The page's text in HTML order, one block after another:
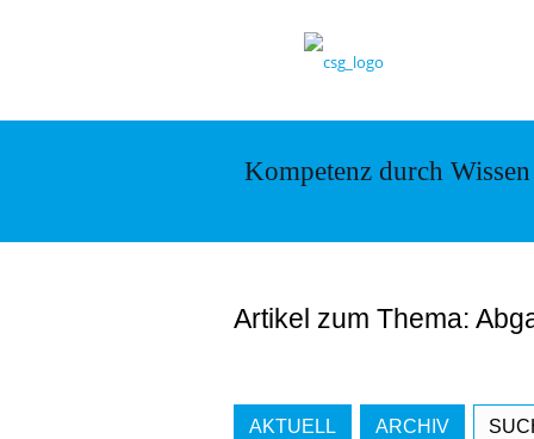
Kompetenz durch Wissen
Artikel zum Thema:
AKTUELL ARCHIV